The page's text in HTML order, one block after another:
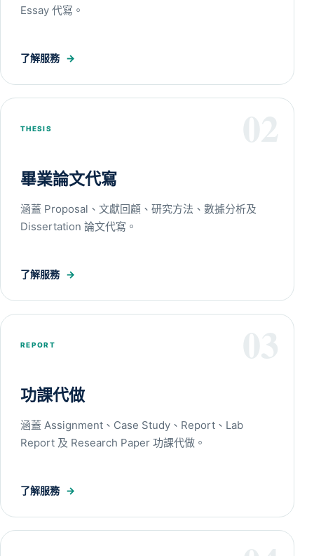
Essay 代寫。
了解服務 →
THESIS
畢業論文代寫
涵蓋 Proposal、文獻回顧、研究方法、數據分析及
Dissertation 論文代寫。
了解服務 →
REPORT
功課代做
涵蓋 Assignment、Case Study、Report、Lab
Report 及 Research Paper 功課代做。
了解服務 →